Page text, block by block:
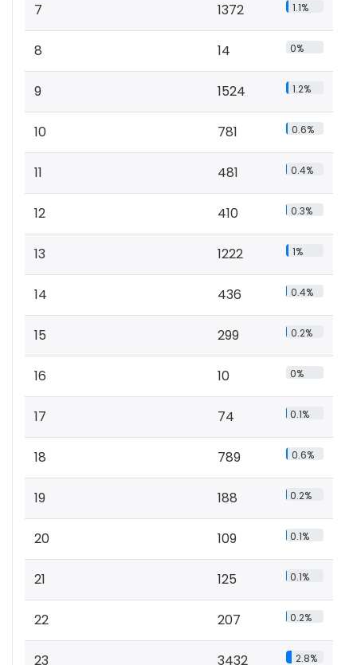
7 1372 1.1%
8 14 0%
9 1524 1.2%
10 781 0.6%
11 481 0.4%
12 410 0.3%
13 1222 1%
14 436 0.4%
15 299 0.2%
16 10 0%
17 74 0.1%
18 789 0.6%
19 188 0.2%
20 109 0.1%
21 125 0.1%
22 207 0.2%
23 3432 2.8%